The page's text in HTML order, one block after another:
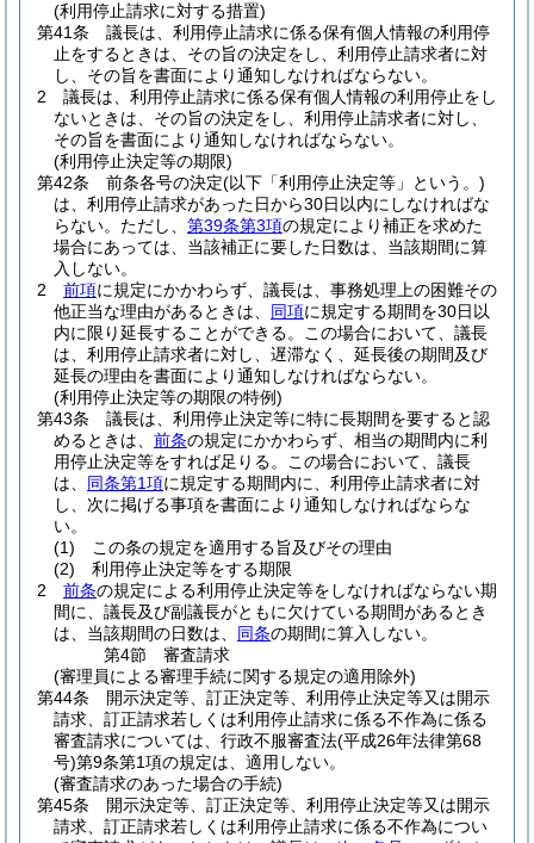
(利用停止請求に対する措置)
第41条
議長は、利用停止請求に係る保有個人情報の利用停
止をするときは、その旨の決定をし、利用停止請求者に対
し、その旨を書面により通知しなければならない。
2
議長は、利用停止請求に係る保有個人情報の利用停止をし
ないときは、その旨の決定をし、利用停止請求者に対し、
その旨を書面により通知しなければならない。
(利用停止決定等の期限)
第42条
前条各号の決定(以下「利用停止決定等」という。)
は、利用停止請求があった日から30日以内にしなければな
らない。 ただし、 第39条第3項の規定により補正を求めた
場合にあっては、当該補正に要した日数は、当該期間に算
入しない。
2
前項に規定にかかわらず、議長は、事務処理上の困難その
他正当な理由があるときは、 同項に規定する期間を30日以
内に限り延長することができる。
この場合において、議長
は、利用停止請求者に対し、遅滞なく、延長後の期間及び
延長の理由を書面により通知しなければならない。
(利用停止決定等の期限の特例)
第43条
議長は、利用停止決定等に特に長期間を要すると認
めるときは、 前条の規定にかかわらず、相当の期間内に利
用停止決定等をすれば足りる。
この場合において、議長
は、 同条第1項に規定する期間内に、利用停止請求者に対
し、次に掲げる事項を書面により通知しなければならな
い。
(1)
この条の規定を適用する旨及びその理由
(2)
利用停止決定等をする期限
2
前条の規定による利用停止決定等をしなければならない期
間に、議長及び副議長がともに欠けている期間があるとき
は、当該期間の日数は、 同条の期間に算入しない。
第4節
審査請求
(審理員による審理手続に関する規定の適用除外)
第44条
開示決定等、訂正決定等、利用停止決定等又は開示
請求、訂正請求若しくは利用停止請求に係る不作為に係る
審査請求については、行政不服審査法(平成26年法律第68
号)第9条第1項の規定は、適用しない。
(審査請求のあった場合の手続)
第45条
開示決定等、訂正決定等、利用停止決定等又は開示
請求、訂正請求若しくは利用停止請求に係る不作為につい